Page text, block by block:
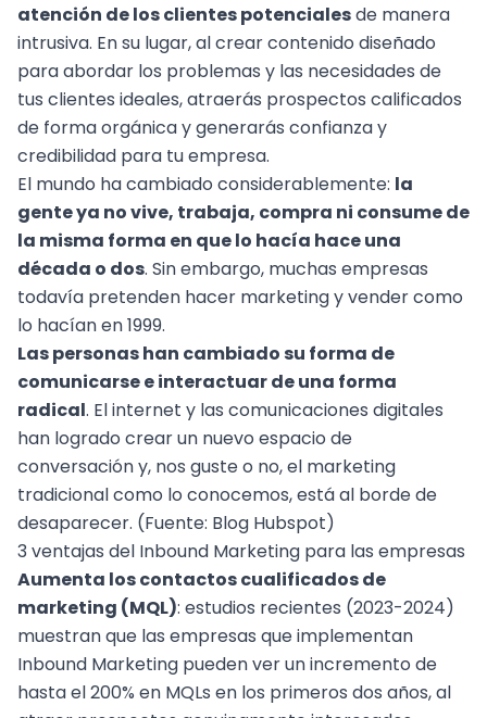
atención de losclientes potencialesde manera
intrusiva. En su lugar, al crear contenido diseñado
para abordar los problemas y las necesidades de
tus clientes ideales, atraerás prospectos calificados
de forma orgánica y generarás confianza y
credibilidad para tu empresa.
El mundo ha cambiado considerablemente: la
gente ya no vive, trabaja, compra ni consume de
la misma forma en que lo hacía hace una
década o dos. Sin embargo, muchas empresas
todavía pretenden hacer marketing y vender como
lo hacían en 1999.
Las personas han cambiado su forma de
comunicarse e interactuar de una forma
radical. El internet y las comunicaciones digitales
han logrado crear un nuevo espacio de
conversación y, nos guste o no, el marketing
tradicional como lo conocemos, está al borde de
desaparecer. (Fuente: Blog Hubspot)
3 ventajas del Inbound Marketing para las empresas
Aumenta los contactos cualificados de
marketing (MQL): estudios recientes (2023-2024)
muestran que las empresas que implementan
Inbound Marketing pueden ver un incremento de
hasta el 200% en MQLs en los primeros dos años, al